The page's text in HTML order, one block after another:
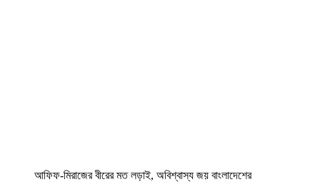
আফিফ-মিরাজের বীরের মত লড়াই, অবিশ্বাস্য জয় বাংলাদেশের